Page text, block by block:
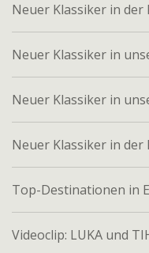
Neuer Klassiker in der
Neuer Klassiker in
Neuer Klassiker in
Neuer Klassiker in der
Top-Destinationen in
Videoclip: LUKA und